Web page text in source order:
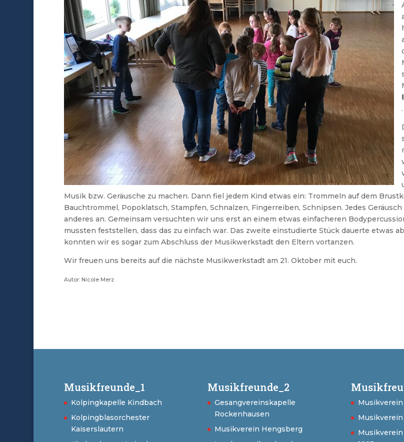
.
Musik bzw. Geräusche zu machen. Dann fiel jedem Kind etwas ein: Trommeln auf dem
Bauchtrommel, Popoklatsch, Stampfen, Schnalzen, Fingerreiben, Schnipsen. Jedes
anderes an. Gemeinsam versuchten wir uns erst an einem etwas einfacheren
mussten feststellen, dass das zu einfach war. Das zweite einstudierte Stück dauerte etwas
konnten wir es sogar zum Abschluss der Musikwerkstadt den Eltern vortanzen.
Wir freuen uns bereits auf die nächste Musikwerkstadt am 21. Oktober mit euch.
Autor: Nicole Merz
Musikfreunde_1
Kolpingkapelle Kindbach
Kolpingblasorchester
Kaiserslautern
Musikfreunde_2
Gesangvereinskapelle
Rockenhausen
Musikverein Hengsberg